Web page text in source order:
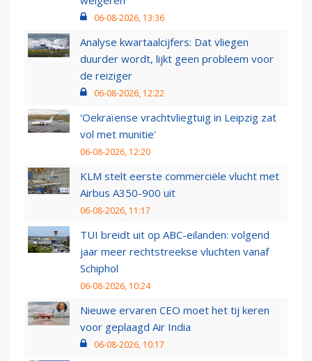
06-08-2026, 13:36
Analyse kwartaalcijfers: Dat vliegen
duurder wordt, lijkt geen probleem voor
de reiziger
06-08-2026, 12:22
'Oekraïense vrachtvliegtuig in Leipzig zat
vol met munitie'
06-08-2026, 12:20
KLM stelt eerste commerciële vlucht met
Airbus A350-900 uit
06-08-2026, 11:17
TUI breidt uit op ABC-eilanden: volgend
jaar meer rechtstreekse vluchten vanaf
Schiphol
06-08-2026, 10:24
Nieuwe ervaren CEO moet het tij keren
voor geplaagd Air India
06-08-2026, 10:17